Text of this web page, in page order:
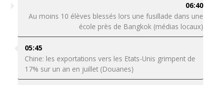
06:40
Au moins 10 élèves blessés lors une fusillade dans une
école près de Bangkok (médias locaux)
05:45
Chine: les exportations vers les Etats-Unis grimpent de
17% sur un an en juillet (Douanes)